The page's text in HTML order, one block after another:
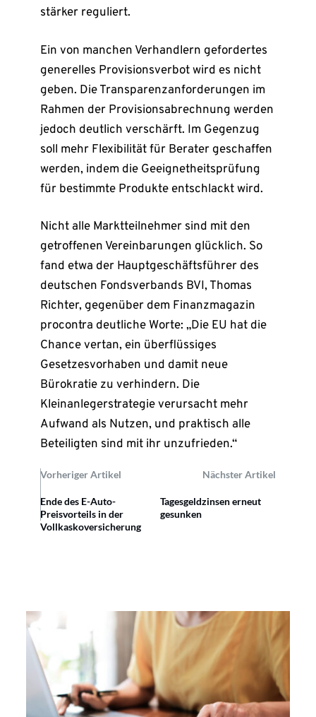
stärker reguliert.
Ein von manchen Verhandlern gefordertes
generelles Provisionsverbot wird es nicht
geben. Die Transparenzanforderungen im
Rahmen der Provisionsabrechnung werden
jedoch deutlich verschärft. Im Gegenzug
soll mehr Flexibilität für Berater geschaffen
werden, indem die Geeignetheitsprüfung
für bestimmte Produkte entschlackt wird.
Nicht alle Marktteilnehmer sind mit den
getroffenen Vereinbarungen glücklich. So
fand etwa der Hauptgeschäftsführer des
deutschen Fondsverbands BVI, Thomas
Richter, gegenüber dem Finanzmagazin
procontra deutliche Worte: „Die EU hat die
Chance vertan, ein überflüssiges
Gesetzesvorhaben und damit neue
Bürokratie zu verhindern. Die
Kleinanlegerstrategie verursacht mehr
Aufwand als Nutzen, und praktisch alle
Beteiligten sind mit ihr unzufrieden.“
Vorheriger Artikel Nächster Artikel
Ende des E-Auto-
Preisvorteils in der
Vollkaskoversicherung
Tagesgeldzinsen erneut
gesunken